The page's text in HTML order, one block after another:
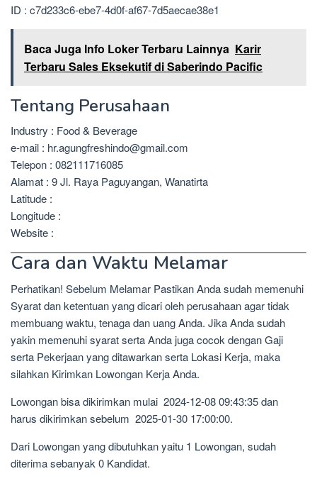
ID : c7d233c6-ebe7-4d0f-af67-7d5aecae38e1
Baca Juga Info Loker Terbaru Lainnya Karir
Terbaru Sales Eksekutif di Saberindo Pacific
Tentang Perusahaan
Industry : Food & Beverage
e-mail : hr.agungfreshindo@gmail.com
Telepon : 082111716085
Alamat : 9 Jl. Raya Paguyangan, Wanatirta
Latitude :
Longitude :
Website :
Cara dan Waktu Melamar
Perhatikan! Sebelum Melamar Pastikan Anda sudah memenuhi
Syarat dan ketentuan yang dicari oleh perusahaan agar tidak
membuang waktu, tenaga dan uang Anda. Jika Anda sudah
yakin memenuhi syarat serta Anda juga cocok dengan Gaji
serta Pekerjaan yang ditawarkan serta Lokasi Kerja, maka
silahkan Kirimkan Lowongan Kerja Anda.
Lowongan bisa dikirimkan mulai 2024-12-08 09:43:35 dan
harus dikirimkan sebelum 2025-01-30 17:00:00.
Dari Lowongan yang dibutuhkan yaitu 1 Lowongan, sudah
diterima sebanyak 0 Kandidat.